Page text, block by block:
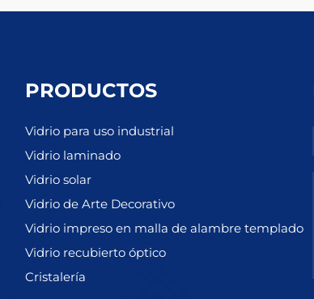
PRODUCTOS
Vidrio para uso industrial
Vidrio laminado
Vidrio solar
Vidrio de Arte Decorativo
Vidrio impreso en malla de alambre templado
Vidrio recubierto óptico
Cristalería